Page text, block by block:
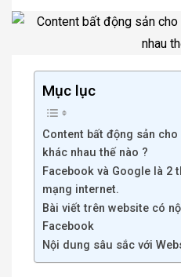
Mục lục
Content bất động sản
khác nhau thế nào ?
Facebook và Google là 2
mạng internet.
Bài viết trên website có
Facebook
Nội dung sâu sắc với